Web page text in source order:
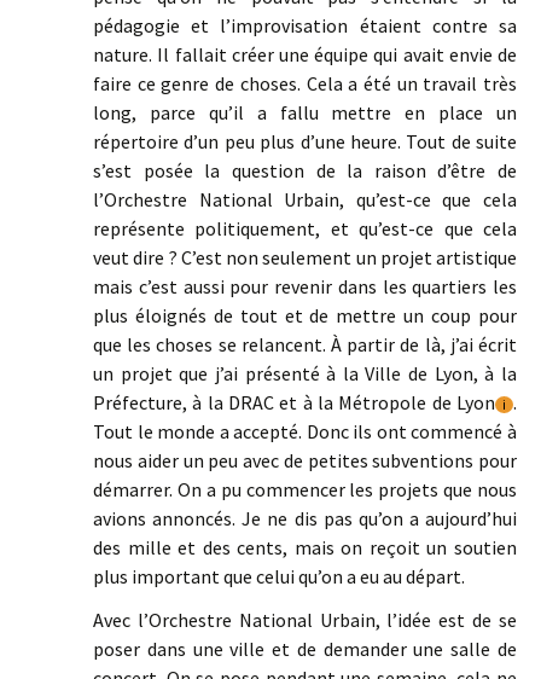
pédagogie et l’improvisation étaient contre sa
nature. Il fallait créer une équipe qui avait envie de
faire ce genre de choses. Cela a été un travail très
long, parce qu’il a fallu mettre en place un
répertoire d’un peu plus d’une heure. Tout de suite
s’est posée la question de la raison d’être de
l’Orchestre National Urbain, qu’est-ce que cela
représente politiquement, et qu’est-ce que cela
veut dire ? C’est non seulement un projet artistique
mais c’est aussi pour revenir dans les quartiers les
plus éloignés de tout et de mettre un coup pour
que les choses se relancent. À partir de là, j’ai écrit
un projet que j’ai présenté à la Ville de Lyon, à la
Préfecture, à la DRAC et à la Métropole de Lyon i .
Tout le monde a accepté. Donc ils ont commencé à
nous aider un peu avec de petites subventions pour
démarrer. On a pu commencer les projets que nous
avions annoncés. Je ne dis pas qu’on a aujourd’hui
des mille et des cents, mais on reçoit un soutien
plus important que celui qu’on a eu au départ.
Avec l’Orchestre National Urbain, l’idée est de se
poser dans une ville et de demander une salle de